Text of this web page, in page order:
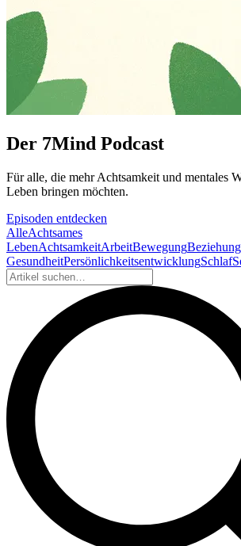
Der 7Mind Podcast
Für alle, die mehr Acht­sam­keit und mentales
Leben brin­gen möch­ten.
Episoden entdecken
AlleAchtsames
LebenAchtsamkeitArbeitBewegung
GesundheitPersönlichkeitsentwicklungSchlaf